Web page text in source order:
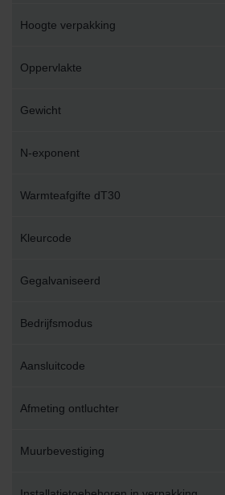
Hoogte verpakking
Oppervlakte
Gewicht
N-exponent
Warmteafgifte dT30
Kleurcode
Gegalvaniseerd
Bedrijfsmodus
Aansluitcode
Afmeting ontluchter
Muurbevestiging